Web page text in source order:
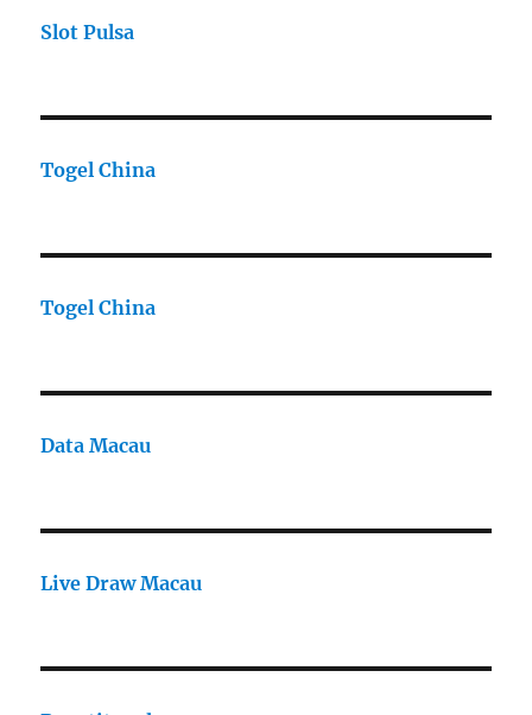
Slot Pulsa
Togel China
Togel China
Data Macau
Live Draw Macau